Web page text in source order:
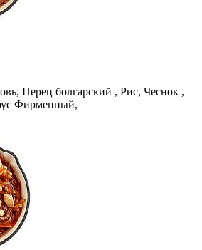
Перец болгарский , Рис, Чеснок ,
Фирменный,